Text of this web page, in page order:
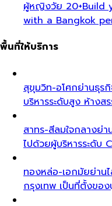
ผู้หญิงวัย 20+Build
with a Bangkok
พื้นที่ให้บริการ
สุขุมวิท-อโศกย่านธุร
บริหารระดับสูง ห้างส
สาทร-สีลมใจกลางย่า
ไปด้วยผู้บริหารระดับ
ทองหล่อ-เอกมัยย่าน
กรุงเทพ เป็นที่ตั้งขอ